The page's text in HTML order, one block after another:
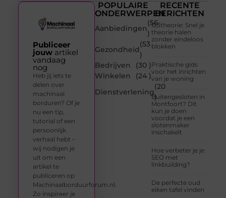
POPULAIRE
ONDERWERPEN
Aanbiedingen
(56
)
Gezondheid
(53
)
Bedrijven
(30 )
Winkelen
(24 )
Dienstverlening
(20
)
RECENTE
BERICHTEN
123theorie: Snel je
theorie halen
zonder eindeloos
blokken
Praktische gids
voor het inrichten
van je woning
Buitengesloten in
Montfoort? Dit
kun je doen
voordat je een
slotenmaker
inschakelt
Hoe verbeter je je
SEO met
linkbuilding?
De perfecte oud
eiken tafel vinden
Publiceer
jouwartikel
vandaag
nog
Heb jij iets te
delen over
machinaal
borduren? Of je
nu een tip,
tutorial of een
persoonlijk
verhaal hebt –
wij nodigen je
uit om een
artikel te
publiceren op
Machinaalborduurforum.nl.
Zo inspireer je